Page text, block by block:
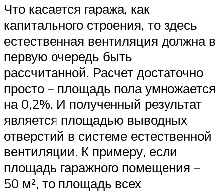
Что касается гаража, как
капитального строения, то здесь
естественная вентиляция должна в
первую очередь быть
рассчитанной. Расчет достаточно
просто – площадь пола умножается
на 0,2%. И полученный результат
является площадью выводных
отверстий в системе естественной
вентиляции. К примеру, если
площадь гаражного помещения –
50 м², то площадь всех